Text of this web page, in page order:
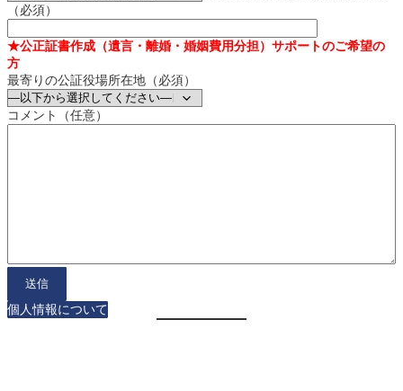
（必須）
★公正証書作成（遺言・離婚・婚姻費用分担）サポートのご希望の
方
最寄りの公証役場所在地（必須）
コメント（任意）
個人情報について